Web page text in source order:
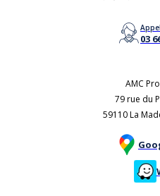
03
AMC
79 rue du
59110 La